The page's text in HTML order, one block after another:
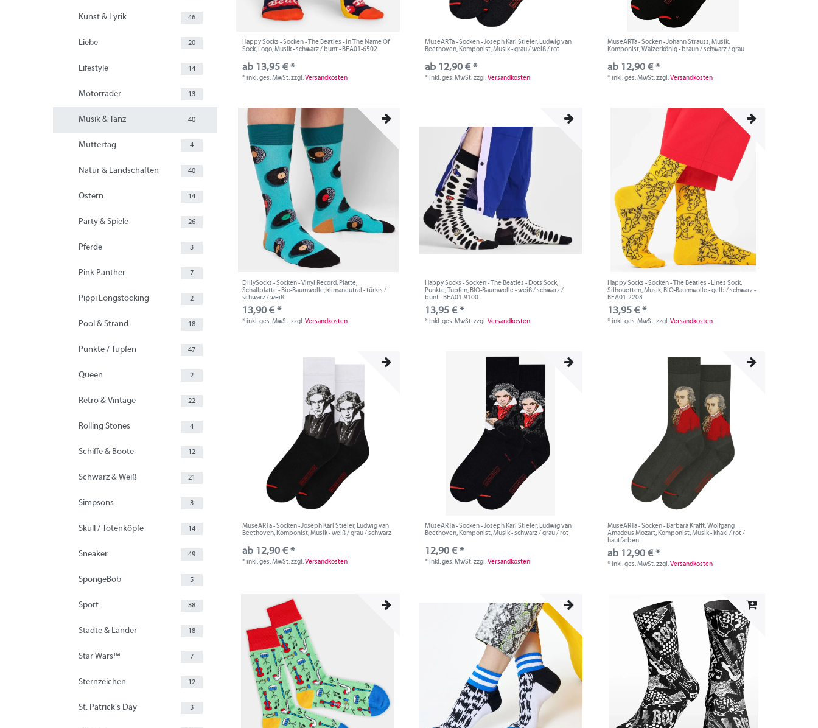
Kunst & Lyrik 46
Liebe 20
Lifestyle 14
Motorräder 13
Musik & Tanz 40
Muttertag 4
Natur & Landschaften 40
Ostern 14
Party & Spiele 26
Pferde 3
Pink Panther 7
Pippi Longstocking 2
Pool & Strand 18
Punkte / Tupfen 47
Queen 2
Retro & Vintage 22
Rolling Stones 4
Schiffe & Boote 12
Schwarz & Weiß 21
Simpsons 3
Skull / Totenköpfe 14
Sneaker 49
SpongeBob 5
Sport 38
Städte & Länder 18
Star Wars™ 7
Sternzeichen 12
St. Patrick's Day 3
Happy Socks - Socken - The Beatles - In The Name Of
Sock, Logo, Musik - schwarz / bunt - BEA01-6502
ab 13,95 € *
*inkl. ges. MwSt.zzgl.Versandkosten
MuseARTa - Socken - Joseph Karl Stieler, Ludwig van
Beethoven, Komponist, Musik - grau / weiß / rot
ab 12,90 € *
*inkl. ges. MwSt.zzgl.Versandkosten
MuseARTa - Socken - Johann Strauss, Musik,
Komponist, Walzerkönig - braun / schwarz / grau
ab 12,90 € *
*inkl. ges. MwSt.zzgl.Versandkosten
DillySocks - Socken - Vinyl Record, Platte,
Schallplatte - Bio-Baumwolle, klimaneutral - türkis /
schwarz / weiß
13,90 € *
*inkl. ges. MwSt.zzgl.Versandkosten
Happy Socks - Socken - The Beatles - Dots Sock,
Punkte, Tupfen, BIO-Baumwolle - weiß / schwarz /
bunt - BEA01-9100
13,95 € *
*inkl. ges. MwSt.zzgl.Versandkosten
Happy Socks - Socken - The Beatles - Lines Sock,
Silhouetten, Musik, BIO-Baumwolle - gelb / schwarz -
BEA01-2203
13,95 € *
*inkl. ges. MwSt.zzgl.Versandkosten
MuseARTa - Socken - Joseph Karl Stieler, Ludwig van
Beethoven, Komponist, Musik - weiß / grau / schwarz
ab 12,90 € *
*inkl. ges. MwSt.zzgl.Versandkosten
MuseARTa - Socken - Joseph Karl Stieler, Ludwig van
Beethoven, Komponist, Musik - schwarz / grau / rot
12,90 € *
*inkl. ges. MwSt.zzgl.Versandkosten
MuseARTa - Socken - Barbara Krafft, Wolfgang
Amadeus Mozart, Komponist, Musik - khaki / rot /
hautfarben
ab 12,90 € *
*inkl. ges. MwSt.zzgl.Versandkosten